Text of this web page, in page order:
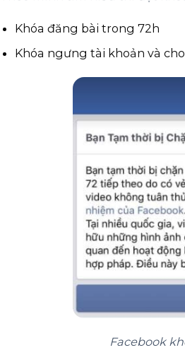
Khóa đăng bài trong 72h
Khóa ngưng tài khoản và
Facebook k